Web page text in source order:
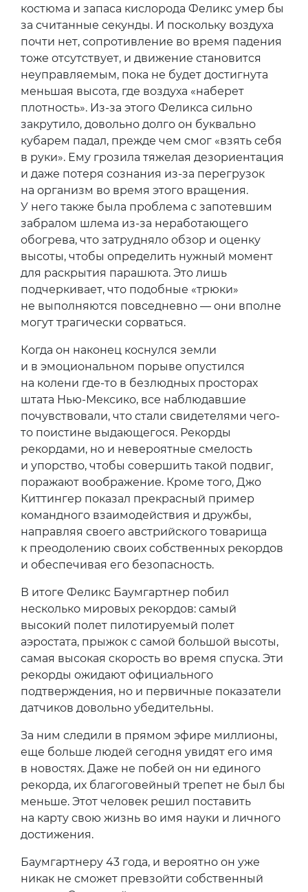
костюма и запаса кислорода Феликс умер бы
за считанные секунды. И поскольку воздуха
почти нет, сопротивление во время падения
тоже отсутствует, и движение становится
неуправляемым, пока не будет достигнута
меньшая высота, где воздуха «наберет
плотность». Из-за этого Феликса сильно
закрутило, довольно долго он буквально
кубарем падал, прежде чем смог «взять себя
в руки». Ему грозила тяжелая дезориентация
и даже потеря сознания из-за перегрузок
на организм во время этого вращения.
У него также была проблема с запотевшим
забралом шлема из-за неработающего
обогрева, что затрудняло обзор и оценку
высоты, чтобы определить нужный момент
для раскрытия парашюта. Это лишь
подчеркивает, что подобные «трюки»
не выполняются повседневно — они вполне
могут трагически сорваться.
Когда он наконец коснулся земли
и в эмоциональном порыве опустился
на колени где-то в безлюдных просторах
штата Нью-Мексико, все наблюдавшие
почувствовали, что стали свидетелями чего-
то поистине выдающегося. Рекорды
рекордами, но и невероятные смелость
и упорство, чтобы совершить такой подвиг,
поражают воображение. Кроме того, Джо
Киттингер показал прекрасный пример
командного взаимодействия и дружбы,
направляя своего австрийского товарища
к преодолению своих собственных рекордов
и обеспечивая его безопасность.
В итоге Феликс Баумгартнер побил
несколько мировых рекордов: самый
высокий полет пилотируемый полет
аэростата, прыжок с самой большой высоты,
самая высокая скорость во время спуска. Эти
рекорды ожидают официального
подтверждения, но и первичные показатели
датчиков довольно убедительны.
За ним следили в прямом эфире миллионы,
еще больше людей сегодня увидят его имя
в новостях. Даже не побей он ни единого
рекорда, их благоговейный трепет не был бы
меньше. Этот человек решил поставить
на карту свою жизнь во имя науки и личного
достижения.
Баумгартнеру 43 года, и вероятно он уже
никак не сможет превзойти собственный